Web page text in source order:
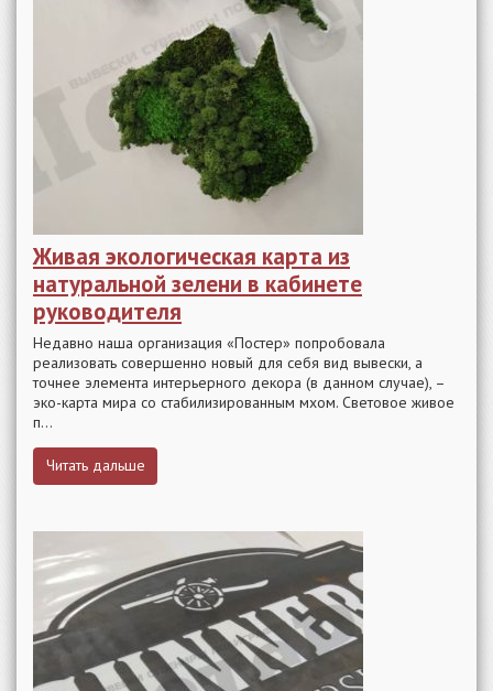
Живая экологическая карта из
натуральной зелени в кабинете
руководителя
Недавно наша организация «Постер» попробовала
реализовать совершенно новый для себя вид вывески, а
точнее элемента интерьерного декора (в данном случае), –
эко-карта мира со стабилизированным мхом. Световое живое
п...
Читать дальше